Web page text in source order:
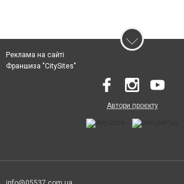
Реклама на сайті
Франшиза "CitySites"
Автори проєкту